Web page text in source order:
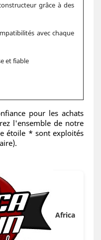
grâce à des
avec chaque
et fiable
pour les achats
l'ensemble de notre
étoile * sont exploités
Africa